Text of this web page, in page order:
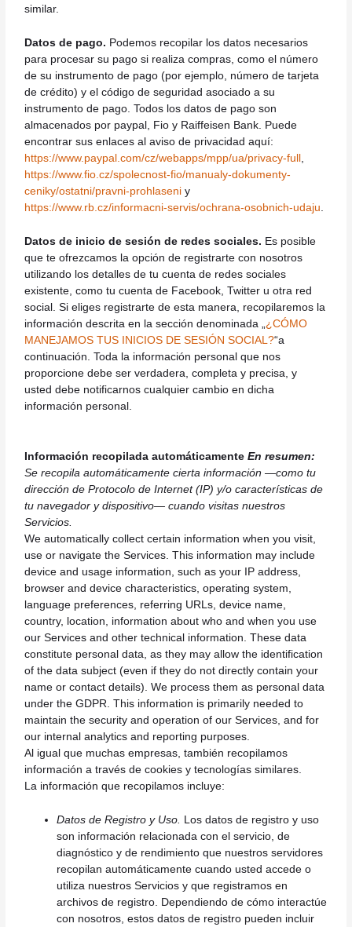
similar.
Datos de pago. Podemos recopilar los datos necesarios
para procesar su pago si realiza compras, como el número
de su instrumento de pago (por ejemplo, número de tarjeta
de crédito) y el código de seguridad asociado a su
instrumento de pago. Todos los datos de pago son
almacenados por paypal, Fio y Raiffeisen Bank. Puede
encontrar sus enlaces al aviso de privacidad aquí:
https://www.paypal.com/cz/webapps/mpp/ua/privacy-full
https://www.fio.cz/spolecnost-fio/manualy-dokumenty-
ceniky/ostatni/pravni-prohlaseni y
https://www.rb.cz/informacni-servis/ochrana-osobnich-udaju
Datos de inicio de sesión de redes sociales. Es posible
que te ofrezcamos la opción de registrarte con nosotros
utilizando los detalles de tu cuenta de redes sociales
existente, como tu cuenta de Facebook, Twitter u otra red
social. Si eliges registrarte de esta manera, recopilaremos la
información descrita en la sección denominada „ ¿CÓMO
MANEJAMOS TUS INICIOS DE SESIÓN SOCIAL?“a
continuación. Toda la información personal que nos
proporcione debe ser verdadera, completa y precisa, y
usted debe notificarnos cualquier cambio en dicha
información personal.
Información recopilada automáticamente En resumen:
Se recopila automáticamente cierta información —como tu
dirección de Protocolo de Internet (IP) y/o características de
tu navegador y dispositivo— cuando visitas nuestros
Servicios.
We automatically collect certain information when you visit,
use or navigate the Services. This information may include
device and usage information, such as your IP address,
browser and device characteristics, operating system,
language preferences, referring URLs, device name,
country, location, information about who and when you use
our Services and other technical information. These data
constitute personal data, as they may allow the identification
of the data subject (even if they do not directly contain your
name or contact details). We process them as personal data
under the GDPR. This information is primarily needed to
maintain the security and operation of our Services, and for
our internal analytics and reporting purposes.
Al igual que muchas empresas, también recopilamos
información a través de cookies y tecnologías similares.
La información que recopilamos incluye:
Datos de Registro y Uso. Los datos de registro y uso
son información relacionada con el servicio, de
diagnóstico y de rendimiento que nuestros servidores
recopilan automáticamente cuando usted accede o
utiliza nuestros Servicios y que registramos en
archivos de registro. Dependiendo de cómo interactúe
con nosotros, estos datos de registro pueden incluir